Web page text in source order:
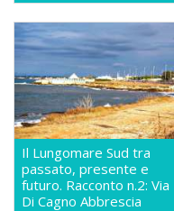
Il Lungomare Sud tra
passato, presente e
futuro. Racconto n.2: Via
Di Cagno Abbrescia